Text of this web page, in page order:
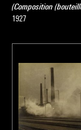
(Composition
1927